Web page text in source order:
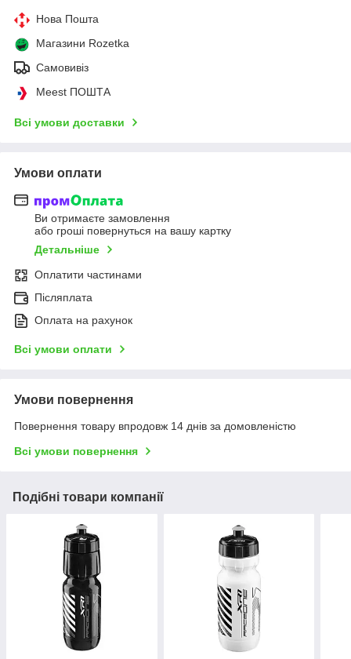
Нова Пошта
Магазини Rozetka
Самовивіз
Meest ПОШТА
Всі умови доставки
Умови оплати
Ви отримаєте замовлення
або гроші повернуться на вашу картку
Детальніше
Оплатити частинами
Післяплата
Оплата на рахунок
Всі умови оплати
Умови повернення
Повернення товару впродовж 14 днів за домовленістю
Всі умови повернення
Подібні товари компанії